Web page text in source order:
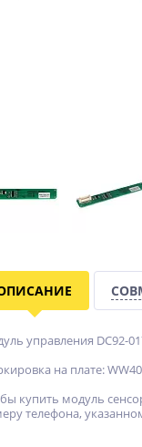
управления DC92-
на плате:
купить модуль
телефона,